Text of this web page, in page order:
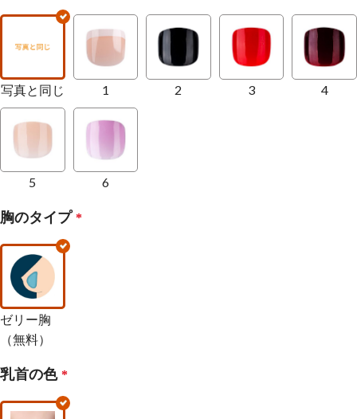
写真と同じ 1 2 3 4
5 6
胸のタイプ *
ゼリー胸
（無料）
乳首の色 *